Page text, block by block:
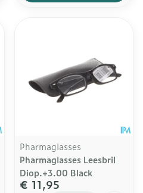
Pharmaglasses
Pharmaglasses Leesbril
Diop.+3.00 Black
€ 11,95